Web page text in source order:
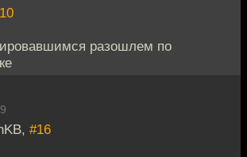
разошлем по
#16